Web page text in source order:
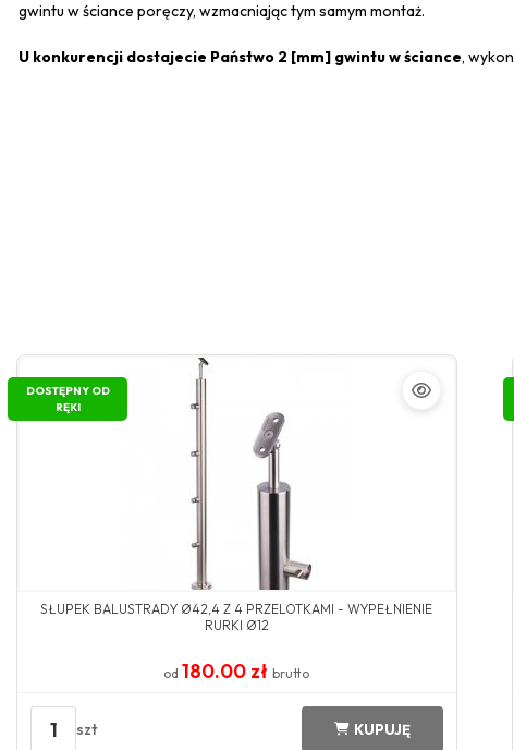
gwintu w ściance poręczy, wzmacniając tym samym montaż.
U konkurencji dostajecie Państwo 2 [mm] gwintu w ściance,
DOSTĘPNY OD
RĘKI
SŁUPEK BALUSTRADY Ø42,4 Z 4 PRZELOTKAMI - WYPEŁNIENIE
RURKI Ø12
od 180.00 złbrutto
1 szt KUPUJĘ